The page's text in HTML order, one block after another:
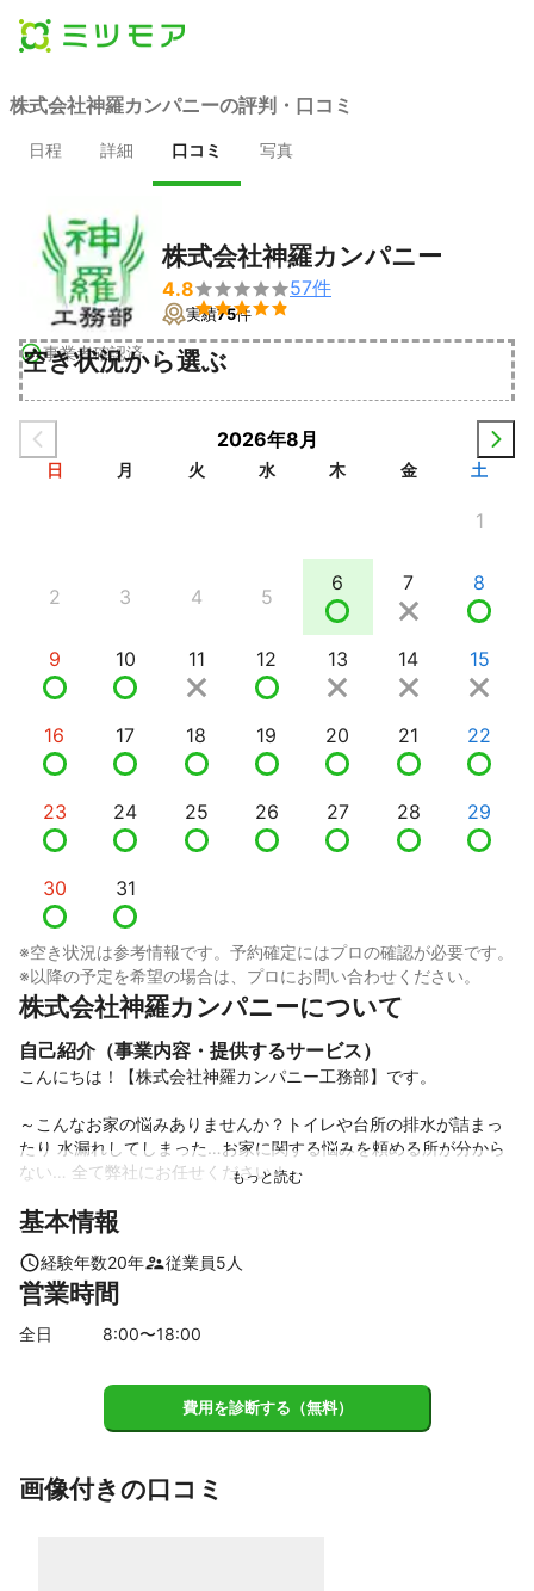
株式会社神羅カンパニーの評判・口コミ
日程 詳細 口コミ 写真
事業者確認済
株式会社神羅カンパニー
4.8

57件
実績75件
空き状況から選ぶ
2026年8月
日 月 火 水 木 金 土
1
2 3 4 5
6 7 8
9 10 11 12 13 14 15
16 17 18 19 20 21 22
23 24 25 26 27 28 29
30 31
※空き状況は参考情報です。予約確定にはプロの確認が必要です。
※以降の予定を希望の場合は、プロにお問い合わせください。
株式会社神羅カンパニーについて
自己紹介（事業内容・提供するサービス）
こんにちは！【株式会社神羅カンパニー工務部】です。
～こんなお家の悩みありませんか？トイレや台所の排水が詰まっ
たり 水漏れしてしまった…お家に関する悩みを頼める所が分から
ない… 全て弊社にお任せください！～
こんなお家の悩みありませんか？トイレや台所の排水が詰まった
水漏れしてしまった…お家に関する悩みを頼める所が分からない…
全て弊社にお任せください！
移動式住宅をコンセプトとして、キャンピングカーやキッチンカ
「SAGAMPER」の製造経験や実績を活かしております。
◆診断・お見積りは無料。
【株式会社神羅カンパニー工務部業務案内】
基本情報
経験年数20年 従業員5 人
営業時間
全日 8:00〜18:00
費用を診断する（無料）
画像付きの口コミ